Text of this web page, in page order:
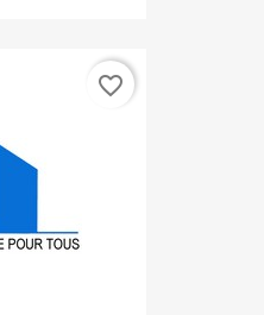
favorite_border